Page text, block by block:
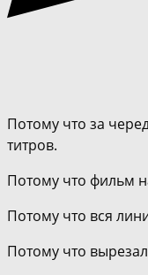
Потому что за
титров.
Потому что фильм
Потому что вся
Потому что